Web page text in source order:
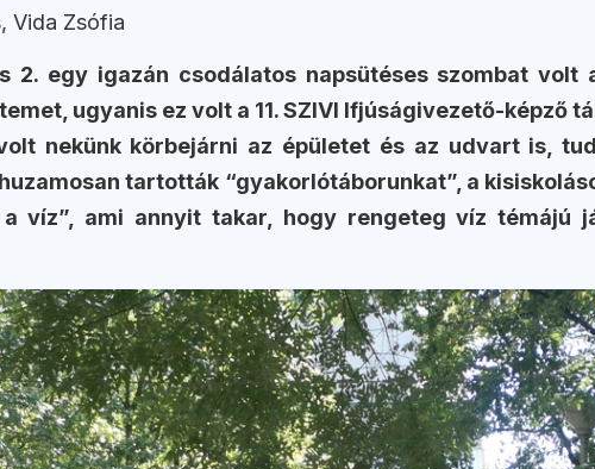
Vida Zsófia
2. egy igazán csodálatos napsütéses szombat
ugyanis ez volt a 11. SZIVI Ifjúságivezető-képző
nekünk körbejárni az épületet és az udvart is,
tartották “gyakorlótáborunkat”, a
víz”, ami annyit takar, hogy rengeteg víz témájú